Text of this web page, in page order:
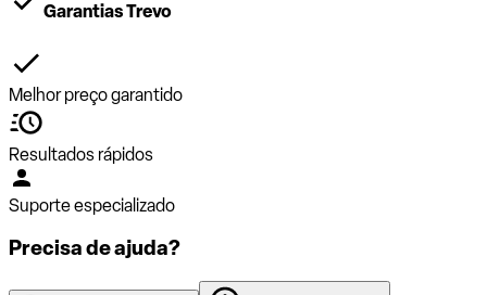
Garantias Trevo
Melhor preço garantido
Resultados rápidos
Suporte especializado
Precisa de ajuda?